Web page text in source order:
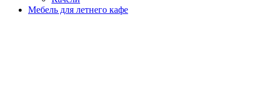
Мебель для летнего кафе